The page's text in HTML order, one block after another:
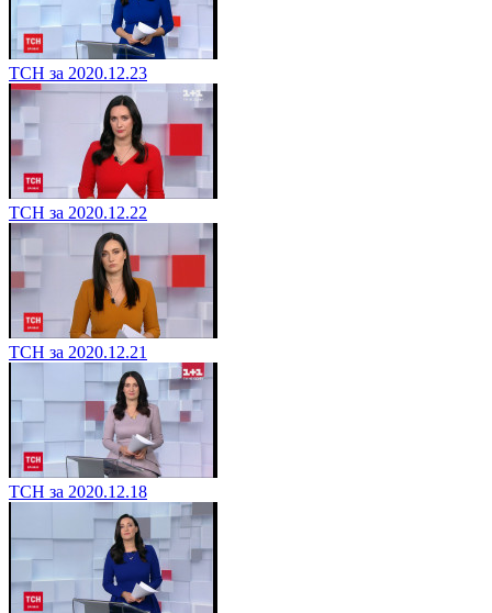
ТСН за 2020.12.23
ТСН за 2020.12.22
ТСН за 2020.12.21
ТСН за 2020.12.18